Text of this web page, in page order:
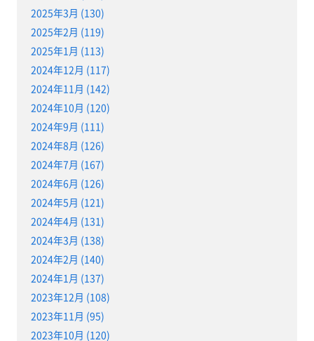
2025年3月 (130)
2025年2月 (119)
2025年1月 (113)
2024年12月 (117)
2024年11月 (142)
2024年10月 (120)
2024年9月 (111)
2024年8月 (126)
2024年7月 (167)
2024年6月 (126)
2024年5月 (121)
2024年4月 (131)
2024年3月 (138)
2024年2月 (140)
2024年1月 (137)
2023年12月 (108)
2023年11月 (95)
2023年10月 (120)